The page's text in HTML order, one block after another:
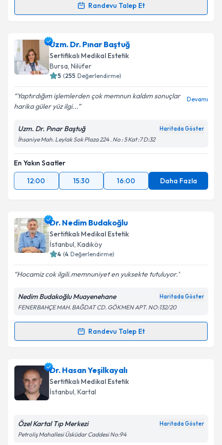
Randevu Talep Et
Randevu Takvimi Talebi
Uzm. Dr. Merih Tombul Yeşildal
talebi oluşturun. Size bu uzmandan randevu almanız
için bir takvim hazırlandığında e-posta ile
bilgilendireceğiz.
E-posta Adresiniz
Kişisel verilerimin işlenmesine ilişkin
Metni'ni okudum ve kişisel verilerimin belirtilen
kapsamda işlenmesini kabul ediyorum.
Takvim Talebini Gönder
Uzm. Dr. Pınar Baştuğ
Sertifikalı Medikal Estetik
Bursa, Nilüfer
5 (255 Değerlendirme)
Yaptırdığım işlemlerden çok memnun kaldım sonuçlar
harika güler yüz ilgi...
Devamı
Uzm. Dr. Pınar Baştuğ Haritada Göster
İhsaniye Mah. Leylak Sok Plaza 224 . No : 5 Kat :7 D:32
En Yakın Saatler
12:00
15:30 16:00 Daha Fazla
Dr. Nedim Budakoğlu
Sertifikalı Medikal Estetik
İstanbul, Kadıköy
4 (4 Değerlendirme)
Hocamiz cok ilgili.memnuniyet en yuksekte tutuluyor.
Nedim Budakoğlu Muayenehane Haritada Göster
FENERBAHÇE MAH. BAĞDAT CD. GÖKMEN APT. NO:132/20
Randevu Talep Et
Randevu Takvimi Talebi
Dr. Nedim Budakoğluiçin randevu takvimi talebi
oluşturun. Size bu uzmandan randevu almanız için bir
takvim hazırlandığında e-posta ile bilgilendireceğiz.
Dr. Hasan Yeşilkayalı
Sertifikalı Medikal Estetik
İstanbul, Kartal
Özel Kartal Tıp Merkezi Haritada Göster
Petroliş Mahallesi Üsküdar Caddesi No:94